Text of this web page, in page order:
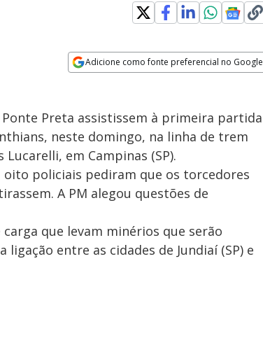
Adicione como fonte preferencial no Google
Preta assistissem à primeira partida
neste domingo, na linha de trem
em Campinas (SP).
policiais pediram que os torcedores
A PM alegou questões de
que levam minérios que serão
entre as cidades de Jundiaí (SP) e